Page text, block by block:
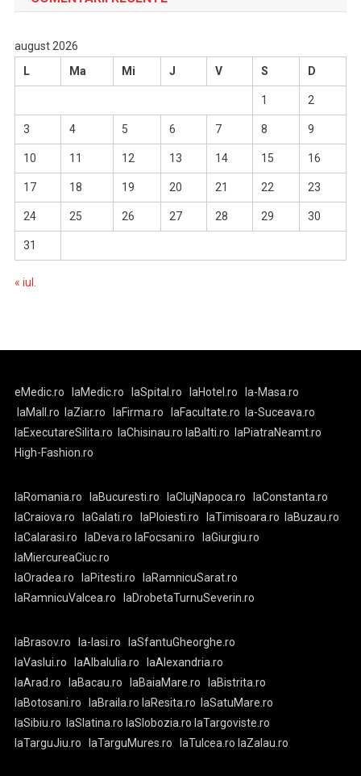
august 2026
L
Ma Mi J V S D
1 2
3 4 5 6 7 8 9
10 11 12 13 14 15 16
17 18 19 20 21 22 23
24 25 26 27 28 29 30
31
« iul.
eMedic.ro laMedic.ro laSpital.ro laHotel.ro
la-Masa.ro
laMall.ro
laZiar.ro laFirma.ro laFacultate.ro
la-Suceava.ro
laExecutareSilita.ro
laChisinau.ro laBalti.ro
laPiatraNeamt.ro
High-Fashion.ro
laRomania.ro laBucuresti.ro laClujNapoca.ro
laConstanta.ro
laCraiova.ro
laGalati.ro laPloiesti.ro laTimisoara.ro
laBuzau.ro
laCalarasi.ro
laDeva.ro laFocsani.ro
laGiurgiu.ro
laMiercureaCiuc.ro
laOradea.ro
laPitesti.ro
laRamnicuSarat.ro
laRamnicuValcea.ro
laDrobetaTurnuSeverin.ro
laBrasov.ro la-Iasi.ro
laSfantuGheorghe.ro
laVaslui.ro
laAlbaIulia.ro
laAlexandria.ro
laArad.ro
laBacau.ro laBaiaMare.ro
laBistrita.ro
laBotosani.ro
laBraila.ro laResita.ro
laSatuMare.ro
laSibiu.ro
laSlatina.ro laSlobozia.ro laTargoviste.ro
laTarguJiu.ro
laTarguMures.ro laTulcea.ro laZalau.ro